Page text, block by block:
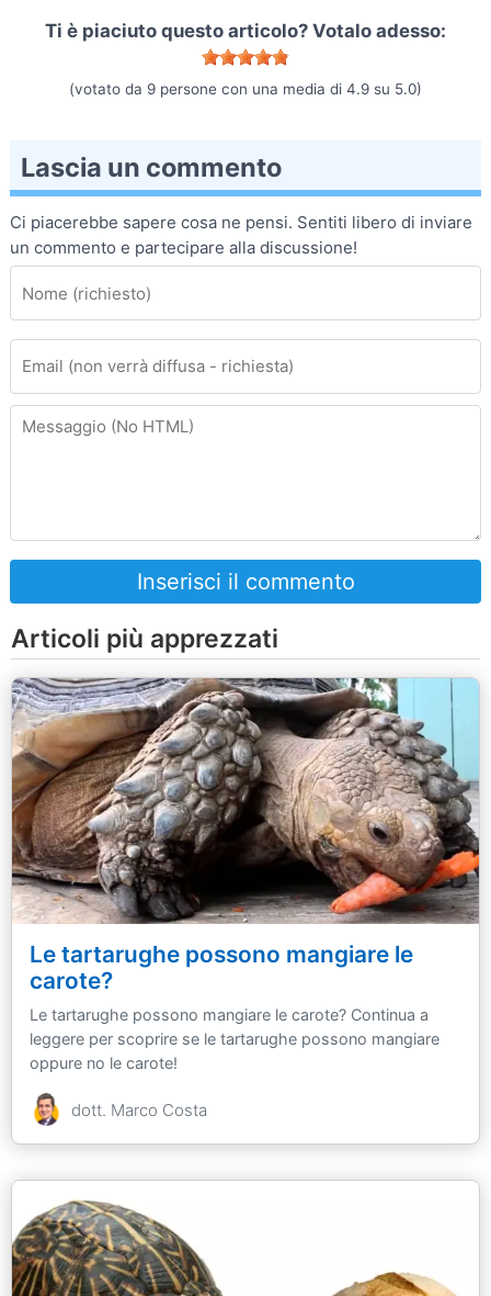
Ti è piaciuto questo articolo? Votalo adesso:
(votato da 9 persone con una media di 4.9 su 5.0)
Lascia un commento
Ci piacerebbe sapere cosa ne pensi. Sentiti libero di inviare
un commento e partecipare alla discussione!
Inserisci il commento
Articoli più apprezzati
Le tartarughe possono mangiare le
carote?
Le tartarughe possono mangiare le carote? Continua a
leggere per scoprire se le tartarughe possono mangiare
oppure no le carote!
dott. Marco Costa